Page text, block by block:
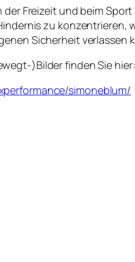
Freizeit und beim
zu konzentrieren,
Sicherheit verlassen
)Bilder finden Sie hier:
simoneblum/